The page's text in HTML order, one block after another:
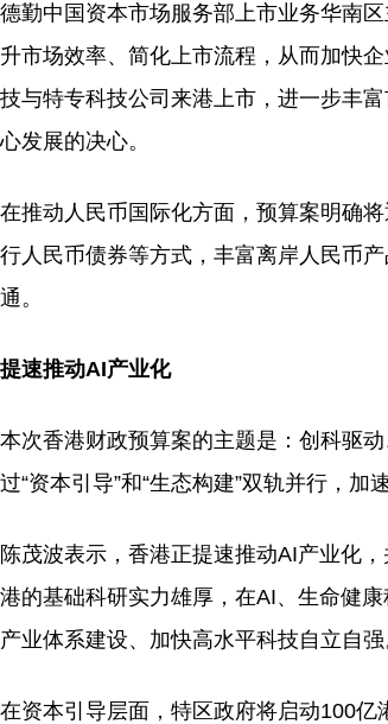
德勤中国资本市场服务部上市业务华南
升市场效率、简化上市流程，从而加快
技与特专科技公司来港上市，进一步丰
心发展的决心。
在推动人民币国际化方面，预算案明确
行人民币债券等方式，丰富离岸人民币
通。
提速推动AI产业化
本次香港财政预算案的主题是：创科驱
过“资本引导”和“生态构建”双轨并行，加
陈茂波表示，香港正提速推动AI产业化
港的基础科研实力雄厚，在AI、生命健
产业体系建设、加快高水平科技自立自强
在资本引导层面，特区政府将启动100亿